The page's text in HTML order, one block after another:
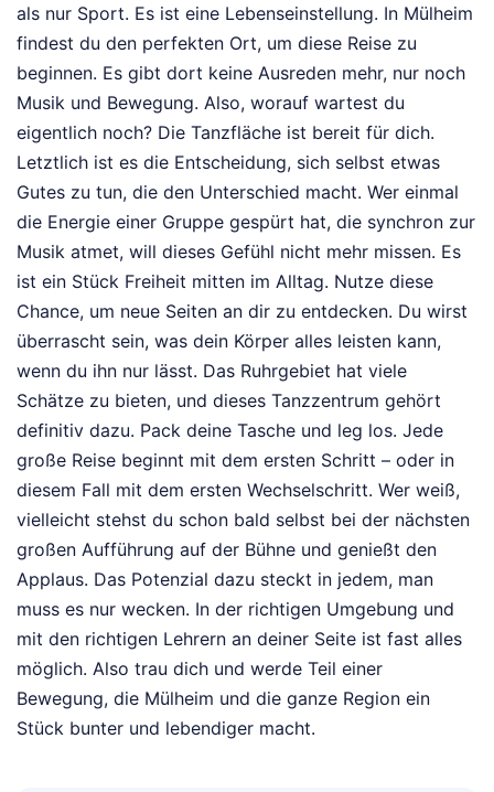
als nur Sport. Es ist eine Lebenseinstellung. In Mülheim
findest du den perfekten Ort, um diese Reise zu
beginnen. Es gibt dort keine Ausreden mehr, nur noch
Musik und Bewegung. Also, worauf wartest du
eigentlich noch? Die Tanzfläche ist bereit für dich.
Letztlich ist es die Entscheidung, sich selbst etwas
Gutes zu tun, die den Unterschied macht. Wer einmal
die Energie einer Gruppe gespürt hat, die synchron zur
Musik atmet, will dieses Gefühl nicht mehr missen. Es
ist ein Stück Freiheit mitten im Alltag. Nutze diese
Chance, um neue Seiten an dir zu entdecken. Du wirst
überrascht sein, was dein Körper alles leisten kann,
wenn du ihn nur lässt. Das Ruhrgebiet hat viele
Schätze zu bieten, und dieses Tanzzentrum gehört
definitiv dazu. Pack deine Tasche und leg los. Jede
große Reise beginnt mit dem ersten Schritt – oder in
diesem Fall mit dem ersten Wechselschritt. Wer weiß,
vielleicht stehst du schon bald selbst bei der nächsten
großen Aufführung auf der Bühne und genießt den
Applaus. Das Potenzial dazu steckt in jedem, man
muss es nur wecken. In der richtigen Umgebung und
mit den richtigen Lehrern an deiner Seite ist fast alles
möglich. Also trau dich und werde Teil einer
Bewegung, die Mülheim und die ganze Region ein
Stück bunter und lebendiger macht.